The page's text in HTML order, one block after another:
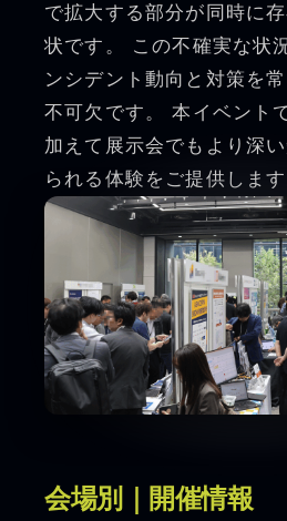
で拡大する部分が同時に
状です。 この不確実な状
ンシデント動向と対策を
不可欠です。 本イベント
加えて展示会でもより深
られる体験をご提供します
会場別｜開催情報